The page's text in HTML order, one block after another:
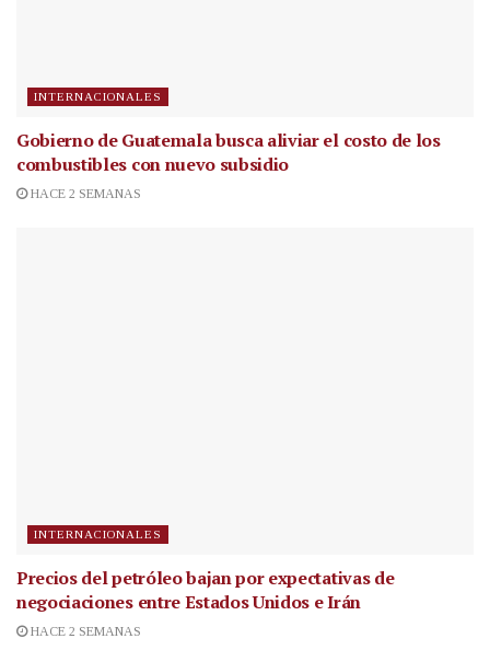
INTERNACIONALES
Gobierno de Guatemala busca aliviar el costo de los
combustibles con nuevo subsidio
HACE 2 SEMANAS
INTERNACIONALES
Precios del petróleo bajan por expectativas de
negociaciones entre Estados Unidos e Irán
HACE 2 SEMANAS